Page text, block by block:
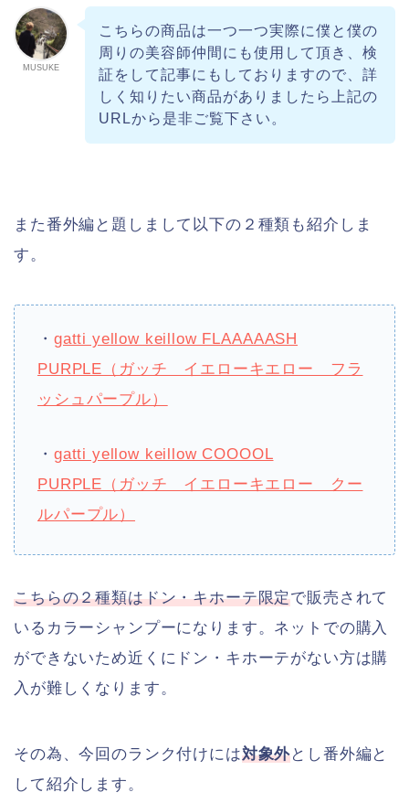
MUSUKE
こちらの商品は一つ一つ実際に僕と僕の
周りの美容師仲間にも使用して頂き、検
証をして記事にもしておりますので、詳
しく知りたい商品がありましたら上記の
URLから是非ご覧下さい。
また番外編と題しまして以下の２種類も紹介しま
す。
・ gatti yellow keillow FLAAAAASH
PURPLE（ガッチ イエローキエロー フラ
ッシュパープル）
・ gatti yellow keillow COOOOL
PURPLE（ガッチ イエローキエロー クー
ルパープル）
こちらの２種類はドン・キホーテ限定で販売されて
いるカラーシャンプーになります。ネットでの購入
ができないため近くにドン・キホーテがない方は購
入が難しくなります。
その為、今回のランク付けには対象外とし番外編と
して紹介します。